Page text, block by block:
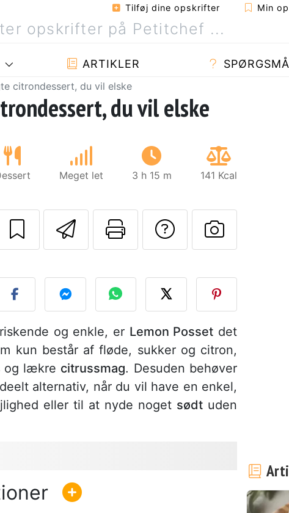
Tilføj dine opskrifter Min
ARTIKLER
citrondessert, du vil elske
du vil elske
Meget let 3 h 15 m 141 Kcal
Send denne opskrift til
Udskriv denne
Stil et
Send
og enkle, er Lemon Posset det
kun består af fløde, sukker og citron,
og lækre citrussmag. Desuden behøver
alternativ, når du vil have en enkel,
eller til at nyde noget sødt uden